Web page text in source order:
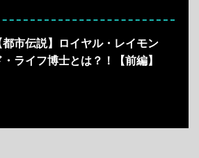
都市伝説】ロイヤル・レイモン
・ライフ博士とは？！【前編】